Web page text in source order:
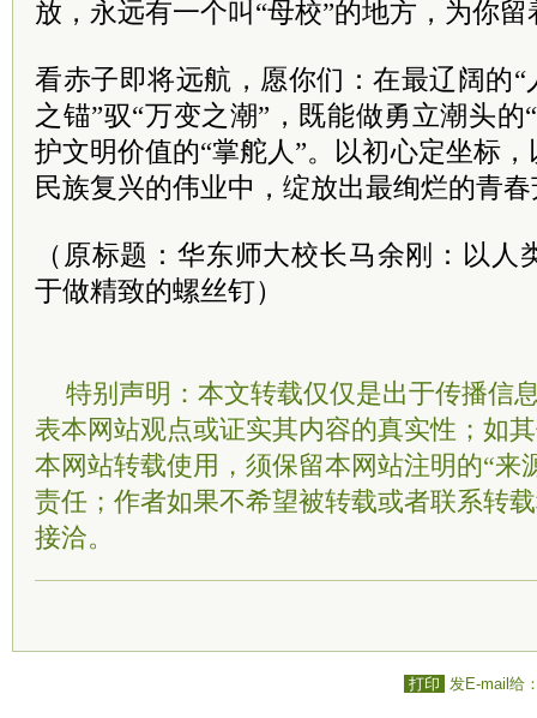
放，永远有一个叫“母校”的地方，为你
看赤子即将远航，愿你们：在最辽阔的“
之锚”驭“万变之潮”，既能做勇立潮头
护文明价值的“掌舵人”。以初心定坐标
民族复兴的伟业中，绽放出最绚烂的青
（原标题：华东师大校长马余刚：以
于做精致的螺丝钉）
特别声明：本文转载仅仅是出于传播信
表本网站观点或证实其内容的真实性；如
本网站转载使用，须保留本网站注明的“来
责任；作者如果不希望被转载或者联系转
接洽。
打印 发E-mail给